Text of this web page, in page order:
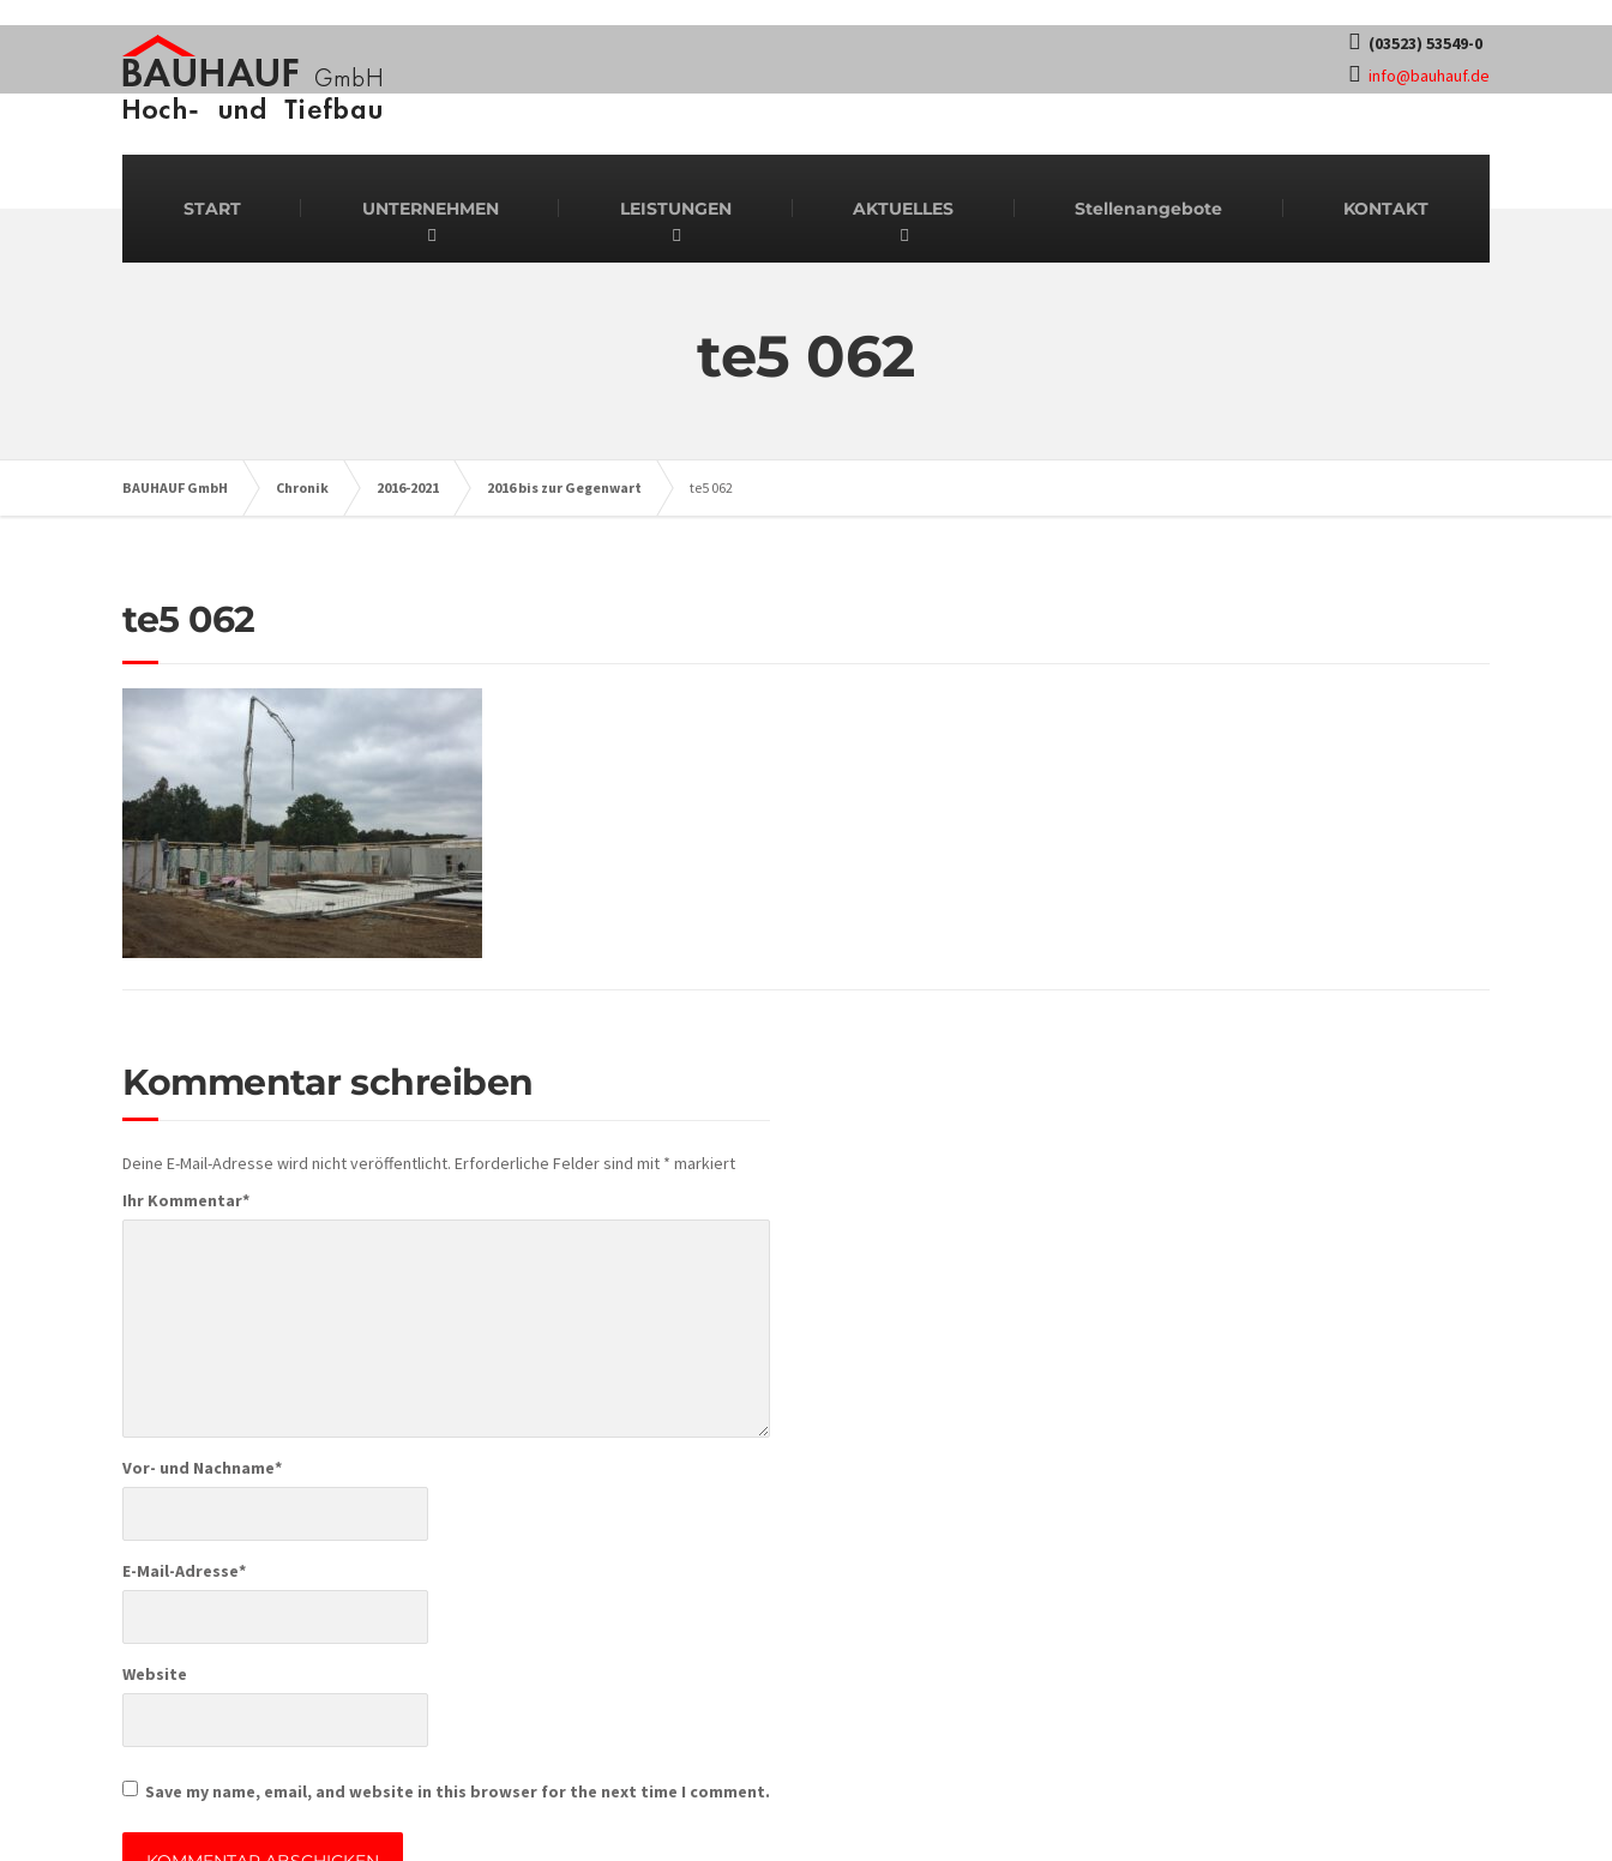
(03523) 53549-0
info@bauhauf.de
START UNTERNEHMEN LEISTUNGEN AKTUELLES Stellenangebote KONTAKT
te5 062
BAUHAUF GmbH Chronik 2016-2021 2016 bis zur Gegenwart te5 062
te5 062
Kommentar schreiben
Deine E-Mail-Adresse wird nicht veröffentlicht. Erforderliche Felder sind mit * markiert
Ihr Kommentar*
Vor- und Nachname*
E-Mail-Adresse*
Website
Save my name, email, and website in this browser for the next time I comment.